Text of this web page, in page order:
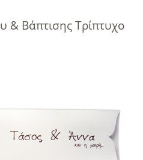
& Βάπτισης Τρίπτυχο